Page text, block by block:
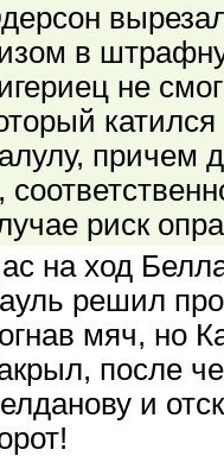
в
не
причем
риск
на ход
решил
мяч, но
после
и